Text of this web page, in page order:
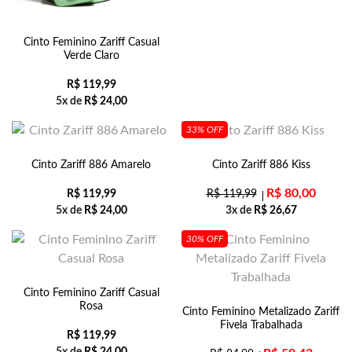
Cinto Feminino Zariff Casual
Verde Claro
R$119,99
5x de R$24,00
Cinto Zariff 886 Amarelo
R$119,99
5x de R$24,00
33% OFF
Cinto Zariff 886 Kiss
R$119,99 R$80,00
3x de R$26,67
Cinto Feminino Zariff Casual
Rosa
R$119,99
30% OFF
Cinto Feminino Metalizado Zariff
Fivela Trabalhada